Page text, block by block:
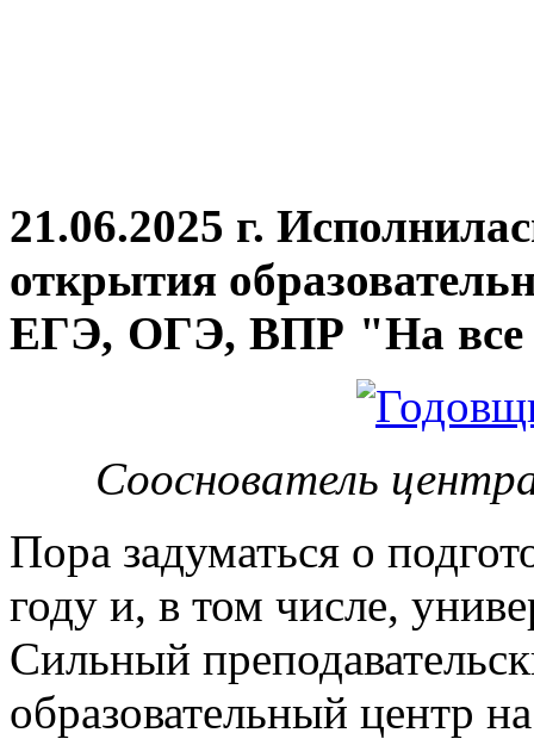
21.06.2025 г.
открытия
ЕГЭ, ОГЭ, ВПР "На все
Сооснователь
Пора задуматься о
году и, в том числе,
Сильный
образовательный центр